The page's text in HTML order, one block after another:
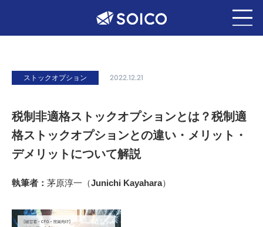
ストックオプション 2022.12.21
税制非適格ストックオプションとは？税制適
格ストックオプションとの違い・メリット・
デメリットについて解説
執筆者： 茅原淳一（Junichi Kayahara）